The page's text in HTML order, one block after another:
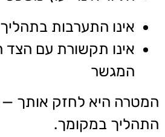
אינו התערבות
אינו תקשורת עם הצד
המגשר
המטרה היא לחזק אותך
התהליך במקומך.